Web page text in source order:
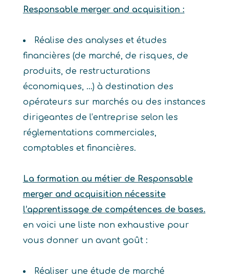
Responsable merger and acquisition :
Réalise des analyses et études
financières (de marché, de risques, de
produits, de restructurations
économiques, …) à destination des
opérateurs sur marchés ou des instances
dirigeantes de l’entreprise selon les
réglementations commerciales,
comptables et financières.
La formation au métier de Responsable
merger and acquisition nécessite
l’apprentissage de compétences de bases.
en voici une liste non exhaustive pour
vous donner un avant goût :
Réaliser une étude de marché